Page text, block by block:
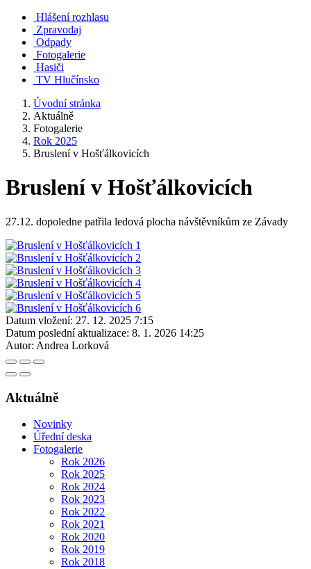
Hlášení rozhlasu
Zpravodaj
Odpady
Fotogalerie
Hasiči
TV Hlučínsko
Úvodní stránka
Aktuálně
Fotogalerie
Rok 2025
Bruslení v Hošťálkovicích
Bruslení v Hošťálkovicích
27.12. dopoledne patřila ledová plocha návštěvníkům ze Závady
Datum vložení: 27. 12. 2025 7:15
Datum poslední aktualizace: 8. 1. 2026 14:25
Autor: Andrea Lorková
Aktuálně
Novinky
Úřední deska
Fotogalerie
Rok 2026
Rok 2025
Rok 2024
Rok 2023
Rok 2022
Rok 2021
Rok 2020
Rok 2019
Rok 2018